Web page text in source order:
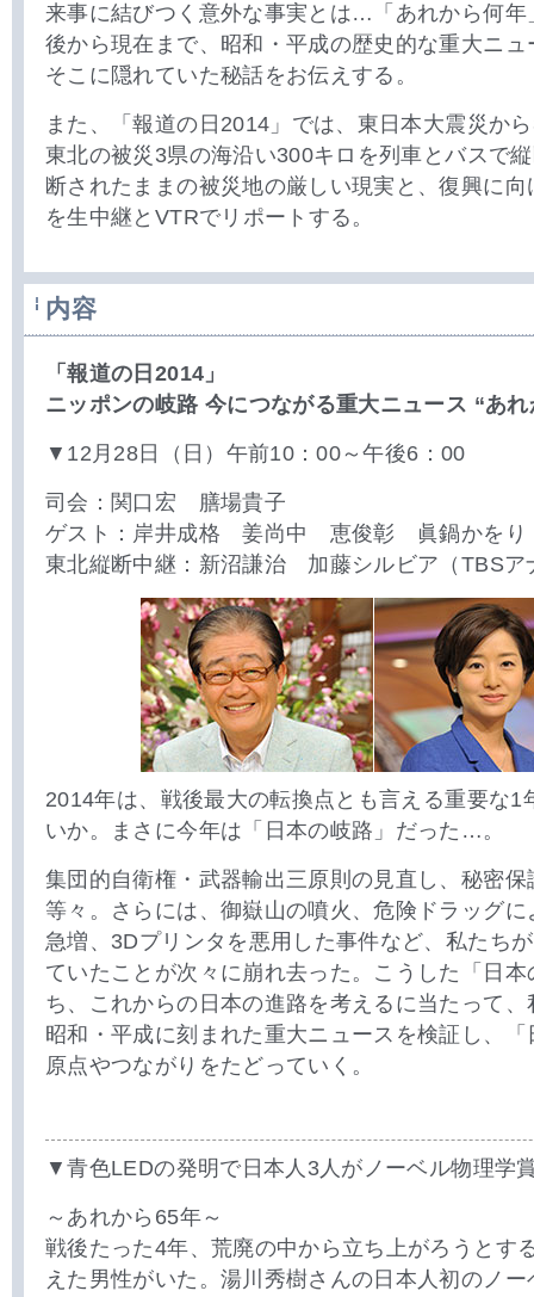
来事に結びつく意外な事実とは…「あれから何年
後から現在まで、昭和・平成の歴史的な重大ニ
そこに隠れていた秘話をお伝えする。
また、「報道の日2014」では、東日本大震災か
東北の被災3県の海沿い300キロを列車とバスで
断されたままの被災地の厳しい現実と、復興に
を生中継とVTRでリポートする。
内容
「報道の日2014」
ニッポンの岐路 今につながる重大ニュース “あ
▼12月28日（日）午前10：00～午後6：00
司会：関口宏 膳場貴子
ゲスト：岸井成格 姜尚中 恵俊彰 眞鍋かを
東北縦断中継：新沼謙治 加藤シルビア（TBSア
2014年は、戦後最大の転換点とも言える重要な1
いか。まさに今年は「日本の岐路」だった…。
集団的自衛権・武器輸出三原則の見直し、秘密保
等々。さらには、御嶽山の噴火、危険ドラッグ
急増、3Dプリンタを悪用した事件など、私たち
ていたことが次々に崩れ去った。こうした「日本
ち、これからの日本の進路を考えるに当たって
昭和・平成に刻まれた重大ニュースを検証し、
原点やつながりをたどっていく。
▼青色LEDの発明で日本人3人がノーベル物理学
～あれから65年～
戦後たった4年、荒廃の中から立ち上がろうとす
えた男性がいた。湯川秀樹さんの日本人初のノ